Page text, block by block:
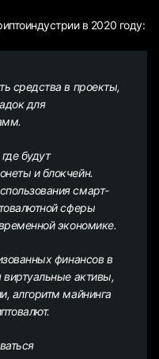
в 2020 году:
средства в проекты,
для
будут
и блокчейн.
смарт-
сферы
экономике.
финансов в
виртуальные активы,
алгоритм майнинга